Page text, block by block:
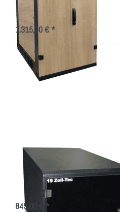
Büro Serverschrank mit
optimierter Luftkühlung
1.315,00 € *
Mobiles, schwarzes
Office-Rack
Container für 19 Zoll-Technik als
Untertisch-Version
849,00 € *
Drücken
Sie ENTER
für mehr
Optionen